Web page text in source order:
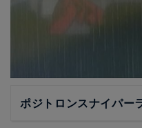
ポジトロンスナイパー